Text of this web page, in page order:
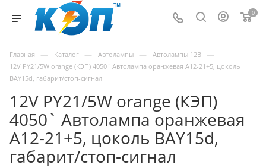
0
Главная — Каталог — Автолампы — Автолампы 12В —
12V PY21/5W orange (КЭП) 4050` Автолампа оранжевая А12-21+5, цоколь
BAY15d, габарит/стоп-сигнал
12V PY21/5W orange (КЭП)
4050` Автолампа оранжевая
А12-21+5, цоколь BAY15d,
габарит/стоп-сигнал